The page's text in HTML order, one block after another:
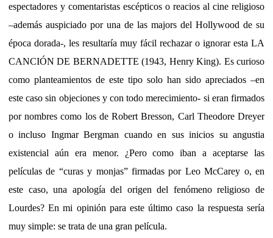
espectadores y comentaristas escépticos o reacios al cine religioso
–además auspiciado por una de las majors del Hollywood de su
época dorada-, les resultaría muy fácil rechazar o ignorar esta LA
CANCIÓN DE BERNADETTE (1943, Henry King). Es curioso
como planteamientos de este tipo solo han sido apreciados –en
este caso sin objeciones y con todo merecimiento- si eran firmados
por nombres como los de Robert Bresson, Carl Theodore Dreyer
o incluso Ingmar Bergman cuando en sus inicios su angustia
existencial aún era menor. ¿Pero como iban a aceptarse las
películas de “curas y monjas” firmadas por Leo McCarey o, en
este caso, una apología del origen del fenómeno religioso de
Lourdes? En mi opinión para este último caso la respuesta sería
muy simple: se trata de una gran película.